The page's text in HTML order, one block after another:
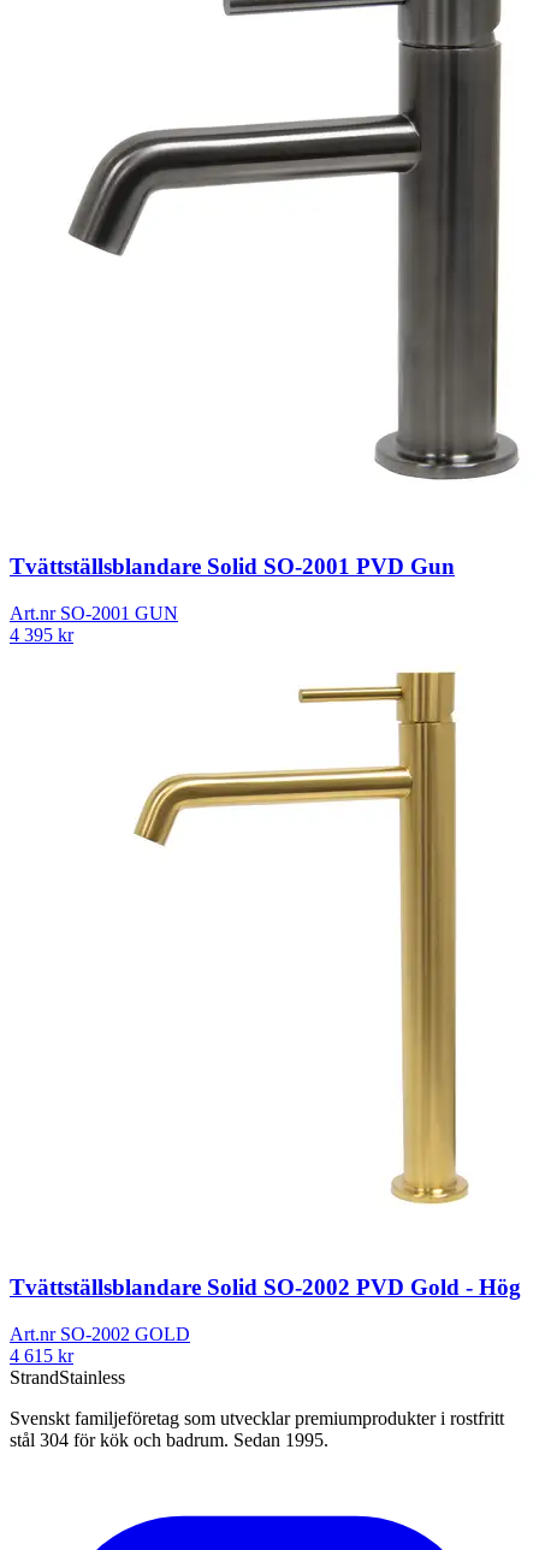
Tvättställsblandare Solid SO-2001 PVD Gun
Art.nr SO-2001 GUN
4 395 kr
Tvättställsblandare Solid SO-2002 PVD Gold - Hög
Art.nr SO-2002 GOLD
4 615 kr
StrandStainless
Svenskt familjeföretag som utvecklar premiumprodukter i rostfritt
stål 304 för kök och badrum. Sedan 1995.